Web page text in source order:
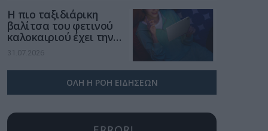
Η πιο ταξιδιάρικη
βαλίτσα του φετινού
καλοκαιριού έχει την
υπογραφή της Xiaomi
31.07.2026
ΟΛΗ Η ΡΟΗ ΕΙΔΗΣΕΩΝ